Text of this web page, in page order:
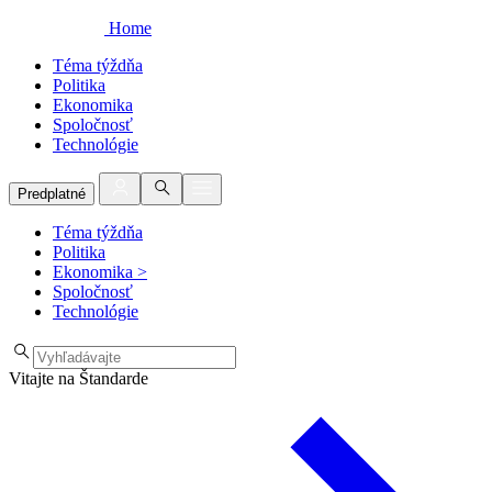
Home
Téma týždňa
Politika
Ekonomika
Spoločnosť
Technológie
Predplatné
Téma týždňa
Politika
Ekonomika >
Spoločnosť
Technológie
Vitajte na Štandarde